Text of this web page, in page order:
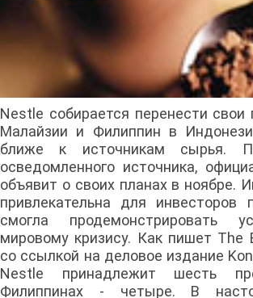
Nestle собирается перенести свои
Малайзии и Филиппин в
ближе к источникам сырья.
осведомленного источника,
объявит о своих планах в ноябре.
привлекательна для инвесторов
смогла продемонстрировать
мировому кризису. Как пишет The
со ссылкой на деловое издание
Nestle принадлежит шесть
Филиппинах - четыре. В